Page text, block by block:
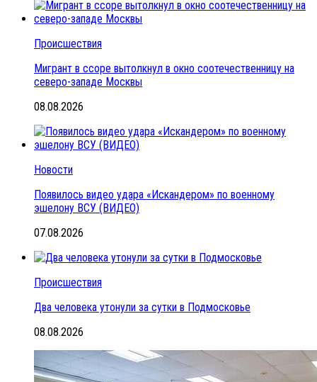
Происшествия
Мигрант в ссоре вытолкнул в окно соотечественницу на
северо-западе Москвы
08.08.2026
Новости
Появилось видео удара «Искандером» по военному
эшелону ВСУ (ВИДЕО)
07.08.2026
Происшествия
Два человека утонули за сутки в Подмосковье
08.08.2026